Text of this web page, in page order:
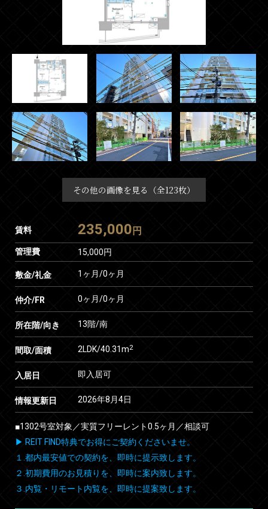
その他の画像を見る（全123枚）
賃料 235,000 円
管理費 15,000円
敷金/礼金 1ヶ月/0ヶ月
仲介/FR 0ヶ月/0ヶ月
所在階/向き 13階/南
間取/面積 2LDK/40.31m2
入居日 即入居可
情報更新日 2026年8月4日
■1302号室対象／実質フリーレント0.5ヶ月／相談可
▶ REIT FIND特典でお得にご契約くださいませ。
１.都内最安値での契約を、即時に提示致します。
２.初期費用のお見積りを、即時に案内致します。
３.内覧・リモート内覧を、即時に提案致します。